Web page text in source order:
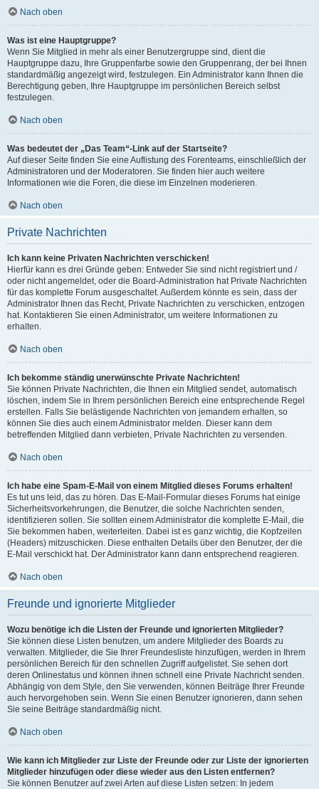
Nach oben
Was ist eine Hauptgruppe?
Wenn Sie Mitglied in mehr als einer Benutzergruppe sind, dient die
Hauptgruppe dazu, Ihre Gruppenfarbe sowie den Gruppenrang, der bei Ihnen
standardmäßig angezeigt wird, festzulegen. Ein Administrator kann Ihnen die
Berechtigung geben, Ihre Hauptgruppe im persönlichen Bereich selbst
festzulegen.
Nach oben
Was bedeutet der „Das Team“-Link auf der Startseite?
Auf dieser Seite finden Sie eine Auflistung des Forenteams, einschließlich der
Administratoren und der Moderatoren. Sie finden hier auch weitere
Informationen wie die Foren, die diese im Einzelnen moderieren.
Nach oben
Private Nachrichten
Ich kann keine Privaten Nachrichten verschicken!
Hierfür kann es drei Gründe geben: Entweder Sie sind nicht registriert und /
oder nicht angemeldet, oder die Board-Administration hat Private Nachrichten
für das komplette Forum ausgeschaltet. Außerdem könnte es sein, dass der
Administrator Ihnen das Recht, Private Nachrichten zu verschicken, entzogen
hat. Kontaktieren Sie einen Administrator, um weitere Informationen zu
erhalten.
Nach oben
Ich bekomme ständig unerwünschte Private Nachrichten!
Sie können Private Nachrichten, die Ihnen ein Mitglied sendet, automatisch
löschen, indem Sie in Ihrem persönlichen Bereich eine entsprechende Regel
erstellen. Falls Sie belästigende Nachrichten von jemandem erhalten, so
können Sie dies auch einem Administrator melden. Dieser kann dem
betreffenden Mitglied dann verbieten, Private Nachrichten zu versenden.
Nach oben
Ich habe eine Spam-E-Mail von einem Mitglied dieses Forums erhalten!
Es tut uns leid, das zu hören. Das E-Mail-Formular dieses Forums hat einige
Sicherheitsvorkehrungen, die Benutzer, die solche Nachrichten senden,
identifizieren sollen. Sie sollten einem Administrator die komplette E-Mail, die
Sie bekommen haben, weiterleiten. Dabei ist es ganz wichtig, die Kopfzeilen
(Headers) mitzuschicken. Diese enthalten Details über den Benutzer, der die
E-Mail verschickt hat. Der Administrator kann dann entsprechend reagieren.
Nach oben
Freunde und ignorierte Mitglieder
Wozu benötige ich die Listen der Freunde und ignorierten Mitglieder?
Sie können diese Listen benutzen, um andere Mitglieder des Boards zu
verwalten. Mitglieder, die Sie Ihrer Freundesliste hinzufügen, werden in Ihrem
persönlichen Bereich für den schnellen Zugriff aufgelistet. Sie sehen dort
deren Onlinestatus und können ihnen schnell eine Private Nachricht senden.
Abhängig von dem Style, den Sie verwenden, können Beiträge Ihrer Freunde
auch hervorgehoben sein. Wenn Sie einen Benutzer ignorieren, dann sehen
Sie seine Beiträge standardmäßig nicht.
Nach oben
Wie kann ich Mitglieder zur Liste der Freunde oder zur Liste der ignorierten
Mitglieder hinzufügen oder diese wieder aus den Listen entfernen?
Sie können Benutzer auf zwei Arten auf diese Listen setzen: In jedem